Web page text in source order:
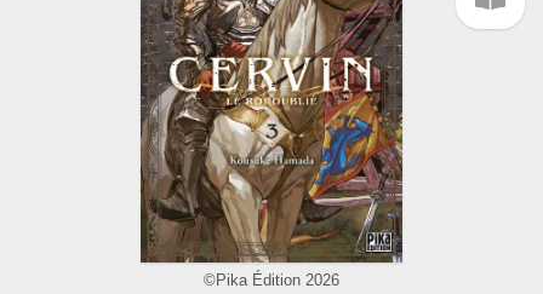
©Pika Édition 2026